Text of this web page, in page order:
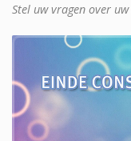
Stel uw vragen over uw